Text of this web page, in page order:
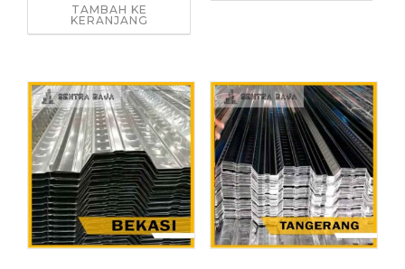
TAMBAH KE
KERANJANG